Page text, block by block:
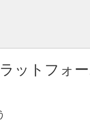
ットフォ